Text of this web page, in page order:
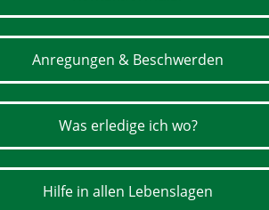
Anregungen & Beschwerden
Was erledige ich wo?
Hilfe in allen Lebenslagen